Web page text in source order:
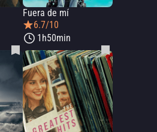
Fuera de mí
6.7/10
1h50min